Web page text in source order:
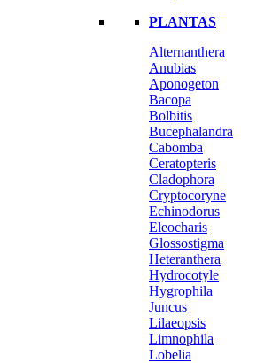
PLANTAS
Alternanthera
Anubias
Aponogeton
Bacopa
Bolbitis
Bucephalandra
Cabomba
Ceratopteris
Cladophora
Cryptocoryne
Echinodorus
Eleocharis
Glossostigma
Heteranthera
Hydrocotyle
Hygrophila
Juncus
Lilaeopsis
Limnophila
Lobelia